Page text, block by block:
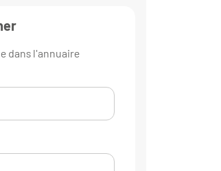
dans l'annuaire